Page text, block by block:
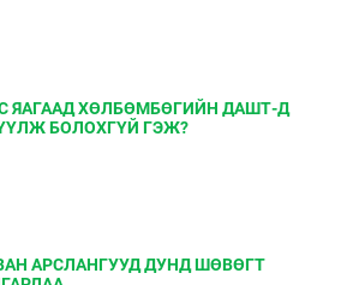
ЯАГААД ХӨЛБӨМБӨГИЙН ДАШТ-Д
БОЛОХГҮЙ ГЭЖ?
АРСЛАНГУУД ДУНД ШӨВӨГТ